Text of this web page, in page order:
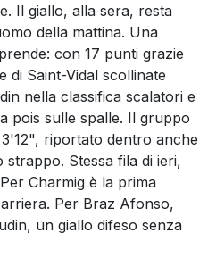
Il giallo, alla sera, resta
della mattina. Una
con 17 punti grazie
di Saint-Vidal scollinate
nella classifica scalatori e
pois sulle spalle. Il gruppo
riportato dentro anche
Stessa fila di ieri,
Charmig è la prima
Per Braz Afonso,
un giallo difeso senza